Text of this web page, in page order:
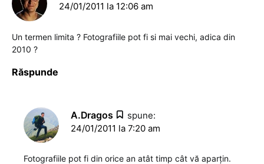
24/01/2011 la 12:06 am
Un termen limita ? Fotografiile pot fi si mai vechi, adica din
2010 ?
Răspunde
A.Dragos
spune:
24/01/2011 la 7:20 am
Fotografiile pot fi din orice an atât timp cât vă aparţin.